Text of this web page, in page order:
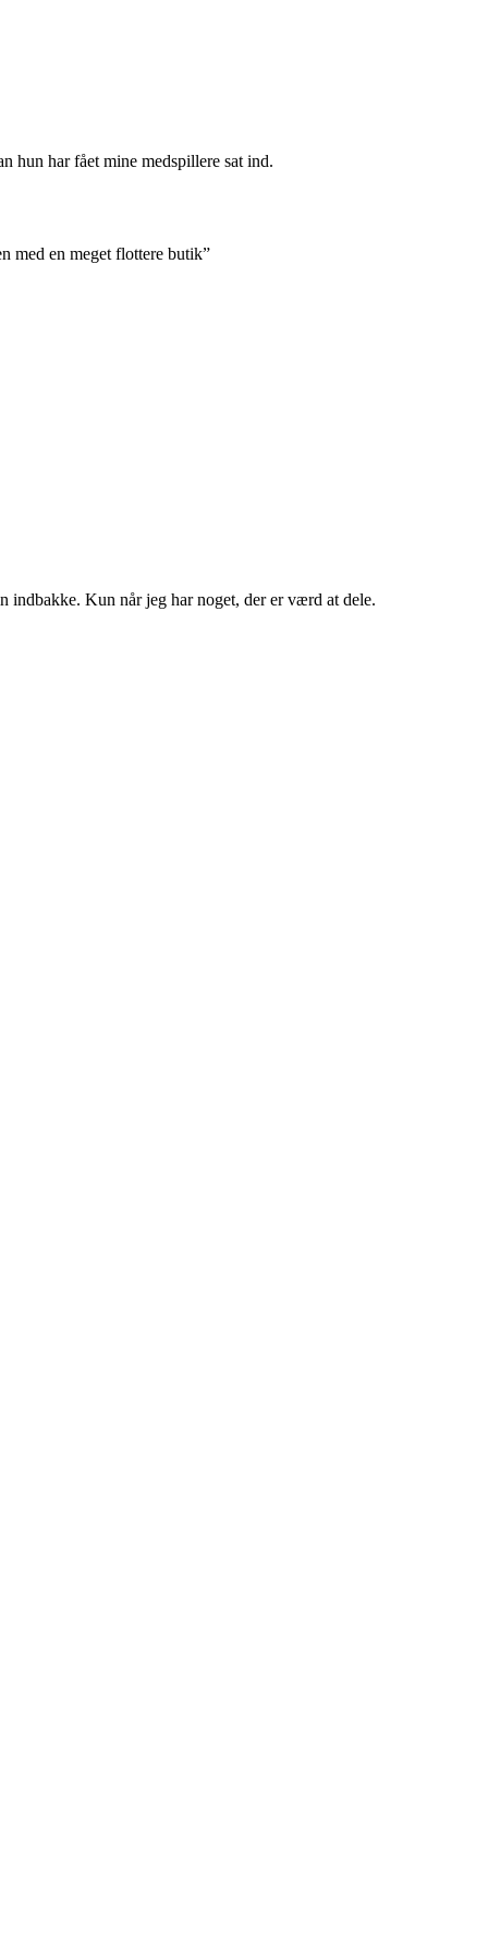
hun har fået mine medspillere sat ind.
med en meget flottere butik”
indbakke. Kun når jeg har noget, der er værd at dele.